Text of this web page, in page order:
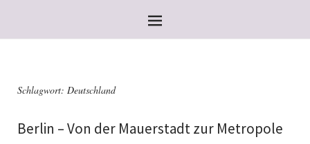
Schlagwort: Deutschland
Berlin – Von der Mauerstadt zur Metropole